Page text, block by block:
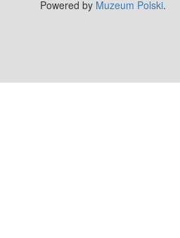
Powered by Muzeum Polski.